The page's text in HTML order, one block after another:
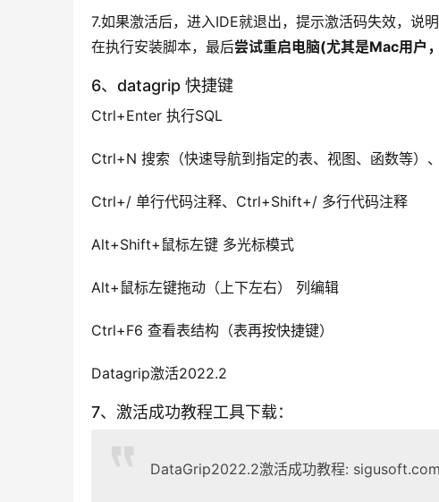
7.如果激活后，进入IDE就退出，提示激活码失效，说
在执行安装脚本，最后尝试重启电脑(尤其是Mac用户
6、datagrip 快捷键
Ctrl+Enter 执行SQL
Ctrl+N 搜索（快速导航到指定的表、视图、函数等）
Ctrl+/ 单行代码注释、Ctrl+Shift+/ 多行代码注释
Alt+Shift+鼠标左键 多光标模式
Alt+鼠标左键拖动（上下左右） 列编辑
Ctrl+F6 查看表结构（表再按快捷键）
Datagrip激活2022.2
7、激活成功教程工具下载：
DataGrip2022.2激活成功教程: